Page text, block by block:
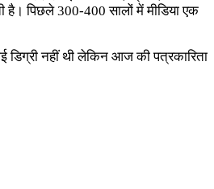
है। पिछले 300-400 सालों में मीडिया एक
डिग्री नहीं थी लेकिन आज की पत्रकारिता